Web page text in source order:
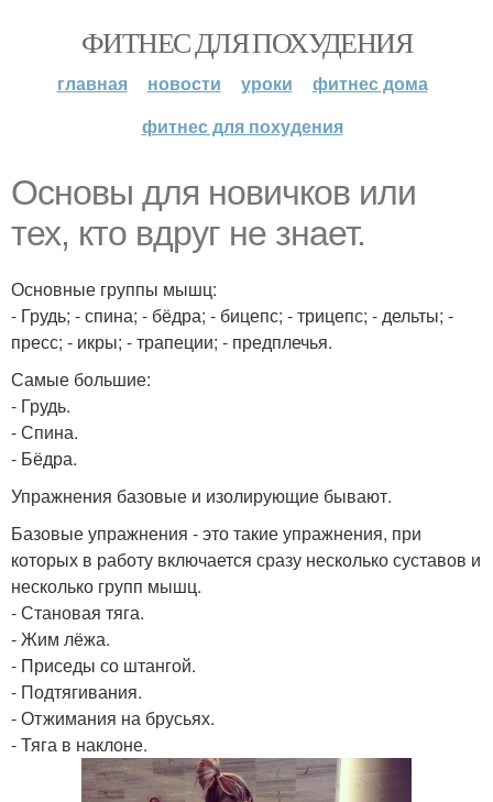
ФИТНЕС ДЛЯ ПОХУДЕНИЯ
главная новости уроки
фитнес дома
фитнес для похудения
Основы для новичков или
тех, кто вдруг не знает.
Основные группы мышц:
- Грудь; - спина; - бёдра; - бицепс; - трицепс; - дельты; -
пресс; - икры; - трапеции; - предплечья.
Самые большие:
- Грудь.
- Спина.
- Бёдра.
Упражнения базовые и изолирующие бывают.
Базовые упражнения - это такие упражнения, при
которых в работу включается сразу несколько суставов и
несколько групп мышц.
- Становая тяга.
- Жим лёжа.
- Приседы со штангой.
- Подтягивания.
- Отжимания на брусьях.
- Тяга в наклоне.